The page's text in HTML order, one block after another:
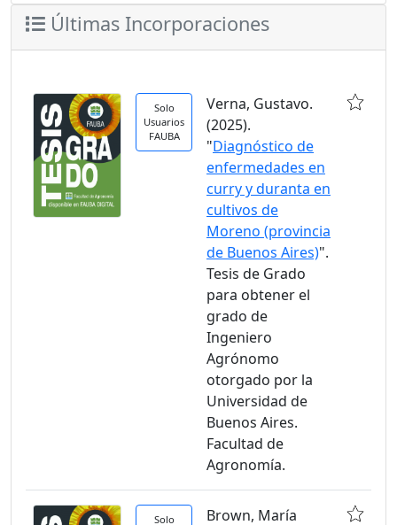
Últimas Incorporaciones
Solo
Usuarios
FAUBA
Verna, Gustavo.
(2025).
"Diagnóstico de
enfermedades en
curry y duranta en
cultivos de
Moreno (provincia
de Buenos Aires)".
Tesis de Grado
para obtener el
grado de
Ingeniero
Agrónomo
otorgado por la
Universidad de
Buenos Aires.
Facultad de
Agronomía.
Solo
Brown, María